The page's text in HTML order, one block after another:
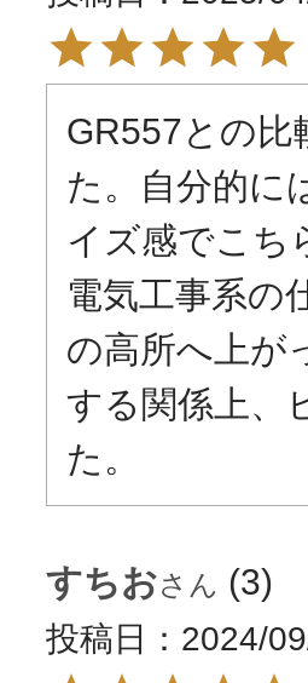
GR557との比
た。自分的に
イズ感でこち
電気工事系の
の高所へ上が
する関係上、
た。
すちお 3
投稿日
2024/